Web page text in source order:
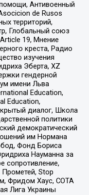
Антивоенный
de Rusos
территорий,
Глобальный союз
19, Мнение
креста, Радио
изучения
Эберта, XZ
гендерной
имени Льва
Education,
Education,
диалог, Школа
политики
демократический
им Нормана
Фонд Бориса
Науманна за
сопротивление,
Прометей, Stop
Фридом Хаус, СОТА
Лига Украины